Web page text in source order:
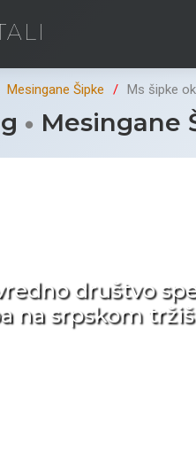
Mesingane Šipke Ms šipke
Mesingane
društvo
na srpskom